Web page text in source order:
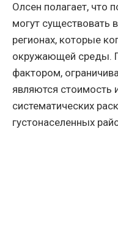
Олсен полагает, что
могут существовать
регионах, которые
окружающей среды.
фактором,
являются стоимость
систематических
густонаселенных